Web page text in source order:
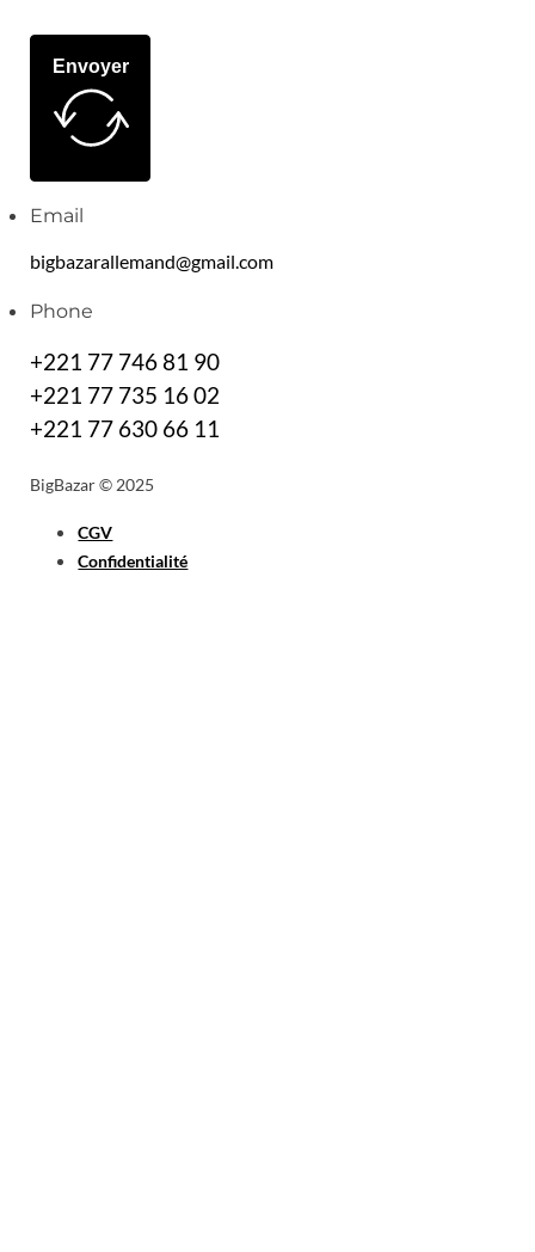
Envoyer
Email
bigbazarallemand@gmail.com
Phone
+221 77 746 81 90
+221 77 735 16 02
+221 77 630 66 11
BigBazar © 2025
CGV
Confidentialité